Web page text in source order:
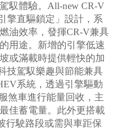
馭體驗。All-new CR-V
擎直驅鎖定」設計，系
油效率，發揮CR-V兼具
用途。新增的引擎低速
或滿載時提供輕快的加
技駕馭樂趣與節能兼具
系統，透過引擎驅動
煞車進行能量回收，主
佳蓄電量。此外更搭載
行駛路段或需與車距保